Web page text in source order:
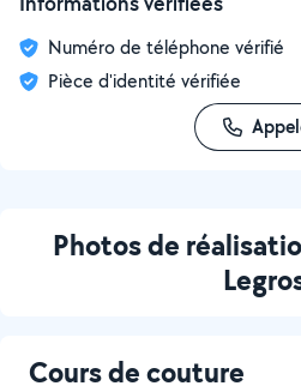
Numéro de téléphone vérifié
Pièce d'identité vérifiée
Photos de
Cours de couture